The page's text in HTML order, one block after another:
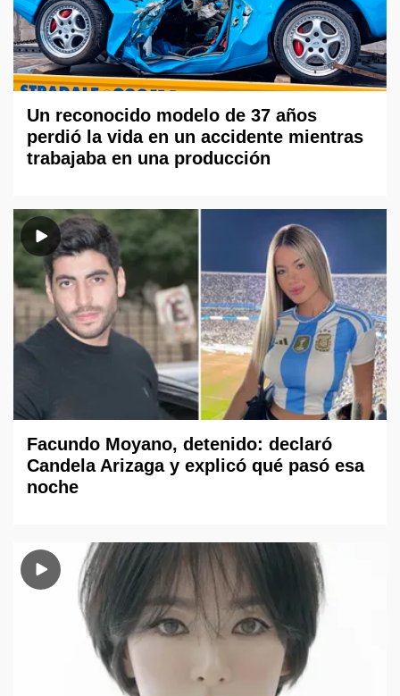
Un reconocido modelo de 37 años
perdió la vida en un accidente mientras
trabajaba en una producción
Facundo Moyano, detenido: declaró
Candela Arizaga y explicó qué pasó esa
noche